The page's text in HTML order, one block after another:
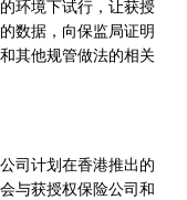
环境下试行，让获授
数据，向保监局证明
其他规管做法的相关
司计划在香港推出的
与获授权保险公司和